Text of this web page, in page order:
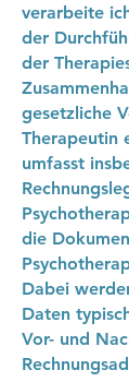
verarbeite
der
der
gesetzliche
Therapeutin
umfasst
die
Dabei
Daten
Vor- und